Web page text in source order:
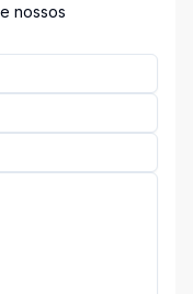
nossos